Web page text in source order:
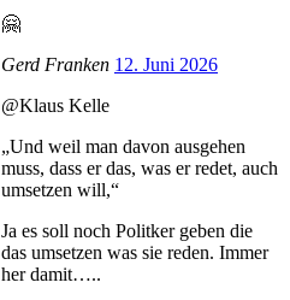
🤗
Gerd Franken 12. Juni 2026
@Klaus Kelle
„Und weil man davon ausgehen
muss, dass er das, was er redet, auch
umsetzen will,“
Ja es soll noch Politker geben die
das umsetzen was sie reden. Immer
her damit…..